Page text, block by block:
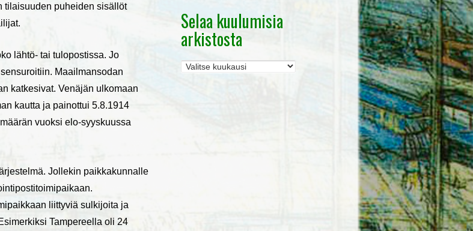
tilaisuuden puheiden sisällöt
lähtö- tai tulopostissa. Jo
Maailmansodan
katkesivat. Venäjän ulkomaan
kautta ja painottui 5.8.1914
vuoksi elo-syyskuussa
Jollekin paikkakunnalle
liittyviä sulkijoita ja
Tampereella oli 24
Selaa kuulumisia
arkistosta
Selaa